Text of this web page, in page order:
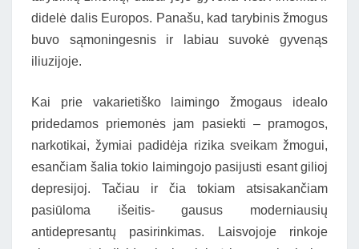
didelė dalis Europos. Panašu, kad tarybinis žmogus
buvo sąmoningesnis ir labiau suvokė gyvenąs
iliuzijoje.
Kai prie vakarietiško laimingo žmogaus idealo
pridedamos priemonės jam pasiekti – pramogos,
narkotikai, žymiai padidėja rizika sveikam žmogui,
esančiam šalia tokio laimingojo pasijusti esant gilioj
depresijoj. Tačiau ir čia tokiam atsisakančiam
pasiūloma išeitis- gausus moderniausių
antidepresantų pasirinkimas. Laisvojoje rinkoje